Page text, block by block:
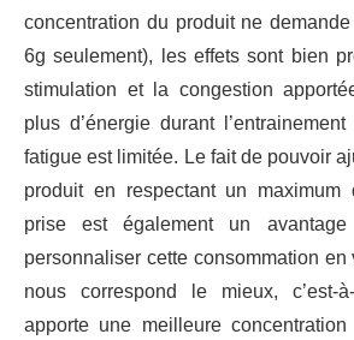
concentration du produit ne
6g seulement), les effets sont bien
stimulation et la congestion
plus d’énergie durant
fatigue est limitée. Le fait de pouvoir
produit en respectant un
prise est également un
personnaliser cette consommation
nous correspond le mieux, c’est-
apporte une meilleure